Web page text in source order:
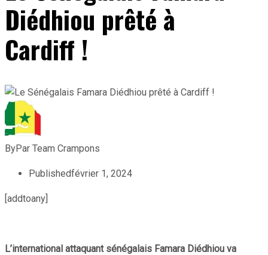
Diédhiou prêté à
Cardiff !
ByPar Team Crampons
Publishedfévrier 1, 2024
[addtoany]
L’international attaquant sénégalais Famara Diédhiou va